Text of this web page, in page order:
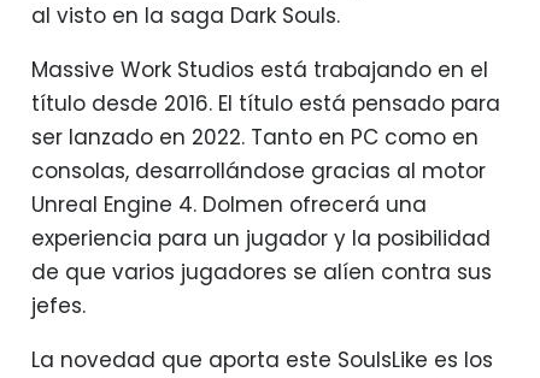
al visto en la saga Dark Souls.
Massive Work Studios está trabajando en el
título desde 2016. El título está pensado para
ser lanzado en 2022. Tanto en PC como en
consolas, desarrollándose gracias al motor
Unreal Engine 4. Dolmen ofrecerá una
experiencia para un jugador y la posibilidad
de que varios jugadores se alíen contra sus
jefes.
La novedad que aporta este SoulsLike es los